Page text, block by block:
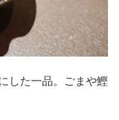
した一品。ごまや鰹